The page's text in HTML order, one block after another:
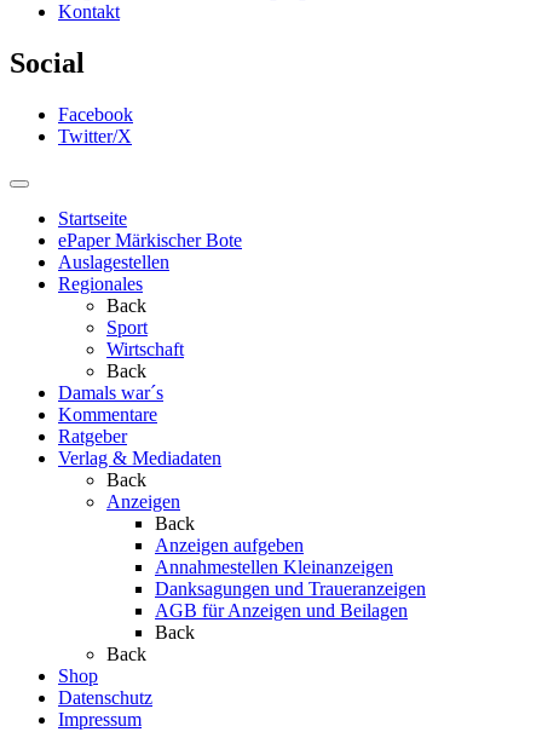
Kontakt
Social
Facebook
Twitter/X
Startseite
ePaper Märkischer Bote
Auslagestellen
Regionales
Back
Sport
Wirtschaft
Back
Damals war´s
Kommentare
Ratgeber
Verlag & Mediadaten
Back
Anzeigen
Back
Anzeigen aufgeben
Annahmestellen Kleinanzeigen
Danksagungen und Traueranzeigen
AGB für Anzeigen und Beilagen
Back
Back
Shop
Datenschutz
Impressum